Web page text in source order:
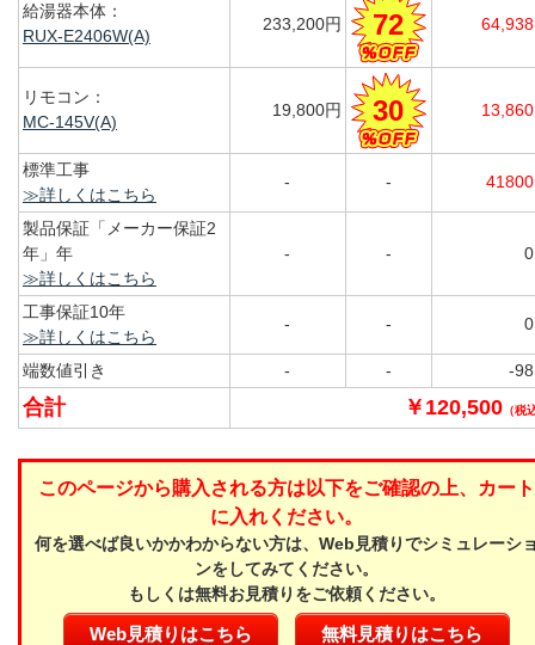
給湯器本体：
RUX-E2406W(A)
233,200円 72
リモコン：
MC-145V(A)
19,800円 30
標準工事
≫詳しくはこちら
- -
製品保証「メーカー保証2
年」年
≫詳しくはこちら
- -
工事保証10年
≫詳しくはこちら
- -
端数値引き - - -
合計 ￥120,500 （税
このページから購入される方は以下をご確認の上、カート
に入れください。
何を選べば良いかかわからない方は、Web見積りでシミュレーシ
ンをしてみてください。
もしくは無料お見積りをご依頼ください。
Web見積りはこちら 無料見積りはこちら